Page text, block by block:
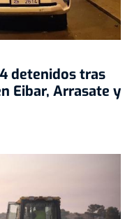
detenidos tras
Eibar, Arrasate y